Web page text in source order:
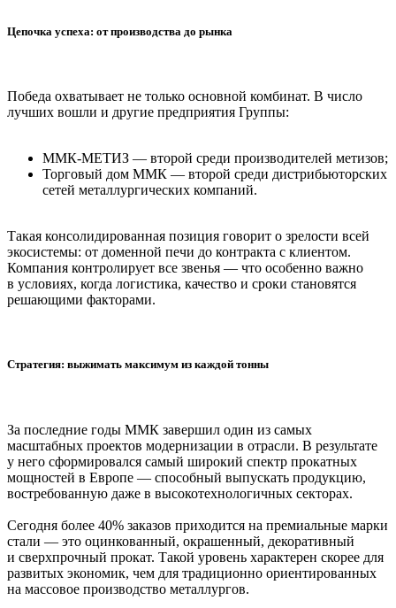
Цепочка успеха: от производства до рынка
Победа охватывает не только основной комбинат. В число
лучших вошли и другие предприятия Группы:
ММК-МЕТИЗ — второй среди производителей метизов;
Торговый дом ММК — второй среди дистрибьюторских
сетей металлургических компаний.
Такая консолидированная позиция говорит о зрелости всей
экосистемы: от доменной печи до контракта с клиентом.
Компания контролирует все звенья — что особенно важно
в условиях, когда логистика, качество и сроки становятся
решающими факторами.
Стратегия: выжимать максимум из каждой тонны
За последние годы ММК завершил один из самых
масштабных проектов модернизации в отрасли. В результате
у него сформировался самый широкий спектр прокатных
мощностей в Европе — способный выпускать продукцию,
востребованную даже в высокотехнологичных секторах.
Сегодня более 40% заказов приходится на премиальные марки
стали — это оцинкованный, окрашенный, декоративный
и сверхпрочный прокат. Такой уровень характерен скорее для
развитых экономик, чем для традиционно ориентированных
на массовое производство металлургов.